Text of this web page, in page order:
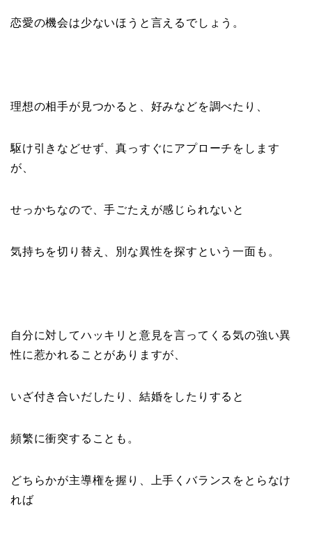
恋愛の機会は少ないほうと言えるでしょう。
理想の相手が見つかると、好みなどを調べたり、
駆け引きなどせず、真っすぐにアプローチをします
が、
せっかちなので、手ごたえが感じられないと
気持ちを切り替え、別な異性を探すという一面も。
自分に対してハッキリと意見を言ってくる気の強い異
性に惹かれることがありますが、
いざ付き合いだしたり、結婚をしたりすると
頻繁に衝突することも。
どちらかが主導権を握り、上手くバランスをとらなけ
れば